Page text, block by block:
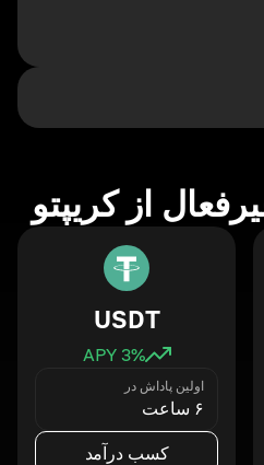
از کریپتو
USDT
3% APY
اولین پاداش در
۶ ساعت
کسب درآمد